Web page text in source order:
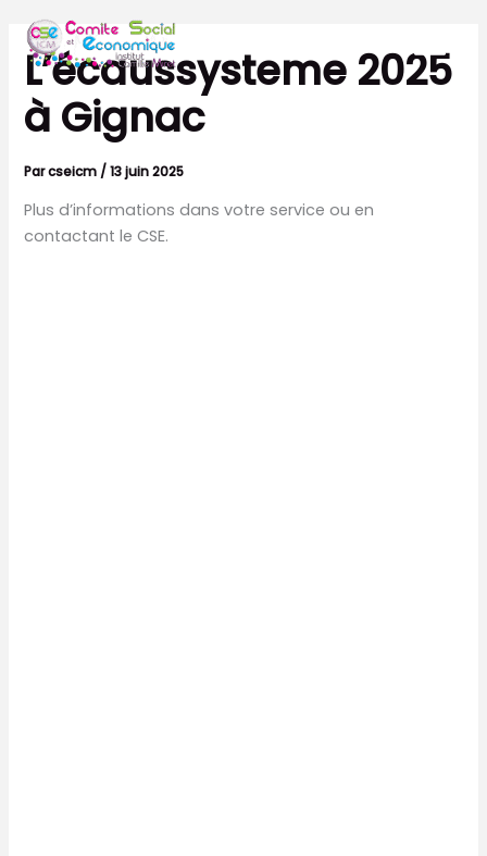
contenu
L’écaussysteme 2025
à Gignac
Parcseicm /13 juin 2025
Plus d’informations dans votre service ou en
contactant le CSE.